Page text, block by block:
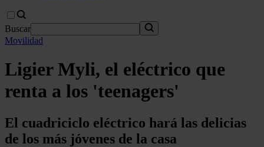
Buscar
Movilidad
Ligier Myli, el eléctrico que
renta a los 'teenagers'
El cuadriciclo eléctrico hará las delicias
de los más jóvenes de la casa